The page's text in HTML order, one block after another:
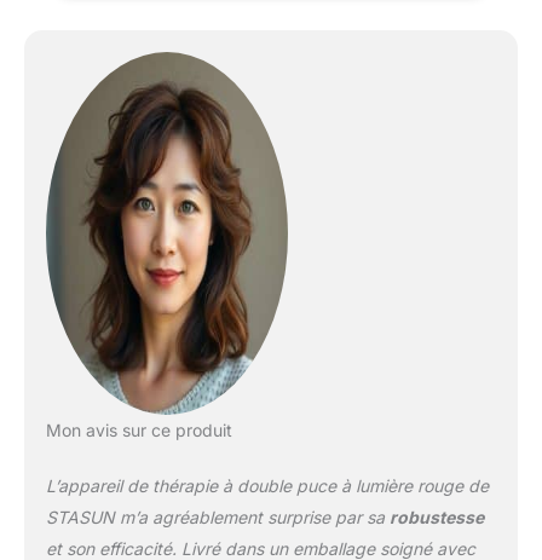
mode combiné assure
des effets synergiques et
répond à différents
besoins de traitement.
Dose énergétique
professionnelle pour une
efficacité démontrable :
offre une densité
énergétique élevée de
plus de 167,4 mW/cm² à
une distance optimale de
cliniquement efficace, la
base pour des résultats
optimaux. Double puce,
Mon avis sur ce produit
L’appareil de thérapie à double puce à lumière rouge de
STASUN m’a agréablement surprise par sa robustesse
et son efficacité. Livré dans un emballage soigné avec